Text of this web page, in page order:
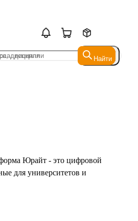
Найти
Найти
Юрайт - это цифровой
для университетов и